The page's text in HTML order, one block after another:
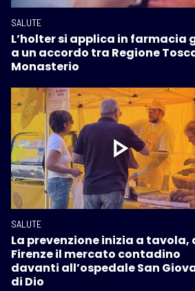
SALUTE
L’holter si applica in farmacia
a un accordo tra Regione
Monasterio
SALUTE
La prevenzione inizia a tavola,
Firenze il mercato contadino
davanti all’ospedale San
di Dio